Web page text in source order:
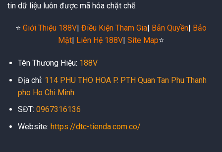
tin dữ liệu luôn được mã hóa chặt chẽ.
⭐️ Giới Thiệu 188V Điều Kiện Tham Gia Bản Quyền
Bảo
Mật
Liên Hệ 188V Site Map⭐️
Tên Thương Hiệu: 188V
Địa chỉ: 114 PHU THO HOA P. PTH Quan Tan Phu Thanh
pho Ho Chi Minh
SĐT: 0967316136
Website: https://dtc-tienda.com.co/